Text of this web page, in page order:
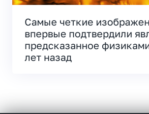
Самые четкие
впервые подтвердили
предсказанное
лет назад